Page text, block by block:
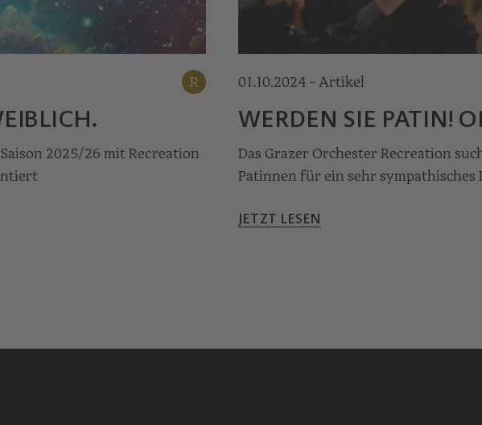
R
2025/26 mit Recreation
01.10.2024 - Artikel
WERDEN SIE PATIN!
Das Grazer Orchester Recreation
Patin­nen für ein sehr sympathisches
JETZT LESEN